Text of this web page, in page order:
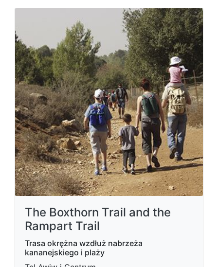
The Boxthorn Trail and the
Rampart Trail
Trasa okrężna wzdłuż nabrzeża
kananejskiego i plaży